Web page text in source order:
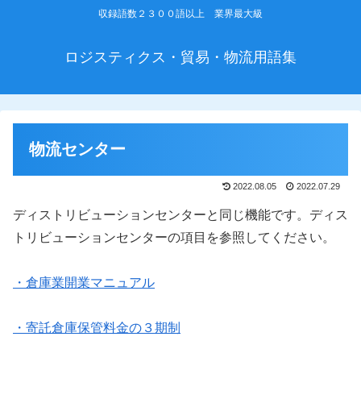
収録語数２３００語以上 業界最大級
ロジスティクス・貿易・物流用語集
物流センター
2022.08.05 2022.07.29
ディストリビューションセンターと同じ機能です。ディス
トリビューションセンターの項目を参照してください。
・倉庫業開業マニュアル
・寄託倉庫保管料金の３期制